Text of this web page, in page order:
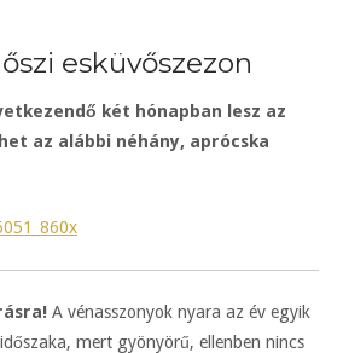
esküvőszezon
két hónapban lesz az
az alábbi néhány, aprócska
A vénasszonyok nyara az év egyik
mert gyönyörű, ellenben nincs